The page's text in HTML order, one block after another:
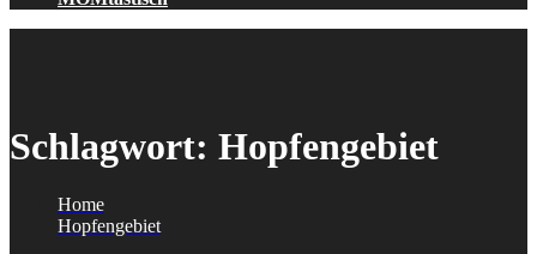
Schlagwort: Hopfengebiet
Home
Hopfengebiet